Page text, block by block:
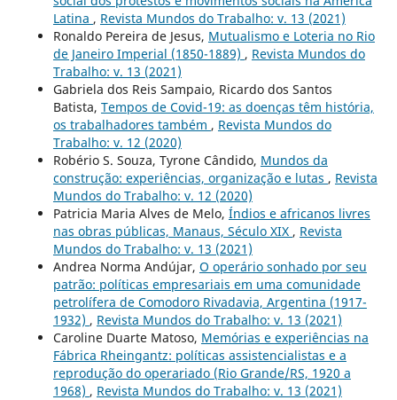
Latina , Revista Mundos do Trabalho: v. 13 (2021)
Ronaldo Pereira de Jesus, Mutualismo e Loteria no Rio
de Janeiro Imperial (1850-1889) , Revista Mundos do
Trabalho: v. 13 (2021)
Gabriela dos Reis Sampaio, Ricardo dos Santos
Batista, Tempos de Covid-19: as doenças têm história,
os trabalhadores também , Revista Mundos do
Trabalho: v. 12 (2020)
Robério S. Souza, Tyrone Cândido, Mundos da
construção: experiências, organização e lutas , Revista
Mundos do Trabalho: v. 12 (2020)
Patricia Maria Alves de Melo, Índios e africanos livres
nas obras públicas, Manaus, Século XIX , Revista
Mundos do Trabalho: v. 13 (2021)
Andrea Norma Andújar, O operário sonhado por seu
patrão: políticas empresariais em uma comunidade
petrolífera de Comodoro Rivadavia, Argentina (1917-
1932) , Revista Mundos do Trabalho: v. 13 (2021)
Caroline Duarte Matoso, Memórias e experiências na
Fábrica Rheingantz: políticas assistencialistas e a
reprodução do operariado (Rio Grande/RS, 1920 a
1968) , Revista Mundos do Trabalho: v. 13 (2021)